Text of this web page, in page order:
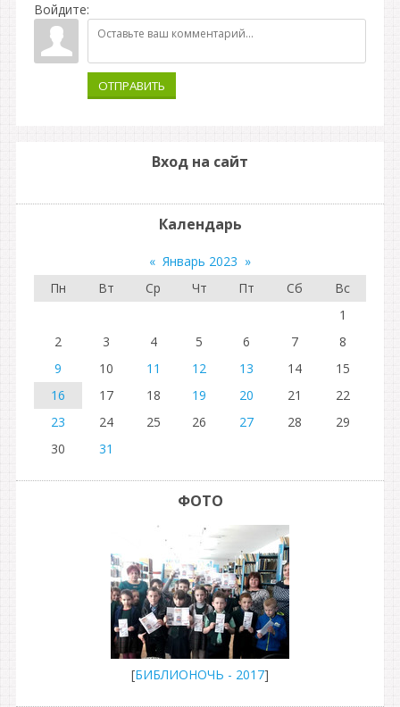
Войдите:
ОТПРАВИТЬ
Вход на сайт
Календарь
« Январь 2023 »
Пн
Вт Ср Чт Пт Сб
Вс
1
2
3 4 5 6 7
8
9
10 11 12 13 14
15
16
17 18 19 20 21
22
23
24 25 26 27 28
29
30
31
ФОТО
[БИБЛИОНОЧЬ - 2017]